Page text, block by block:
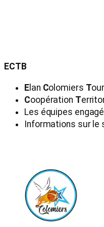
ECTB
Elan Colomiers T
Coopération T
Les équipes
Informations sur le